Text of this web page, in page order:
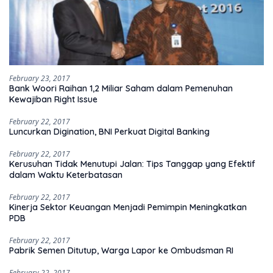
February 23, 2017
Bank Woori Raihan 1,2 Miliar Saham dalam Pemenuhan
Kewajiban Right Issue
February 22, 2017
Luncurkan Digination, BNI Perkuat Digital Banking
February 22, 2017
Kerusuhan Tidak Menutupi Jalan: Tips Tanggap yang Efektif
dalam Waktu Keterbatasan
February 22, 2017
Kinerja Sektor Keuangan Menjadi Pemimpin Meningkatkan
PDB
February 22, 2017
Pabrik Semen Ditutup, Warga Lapor ke Ombudsman RI